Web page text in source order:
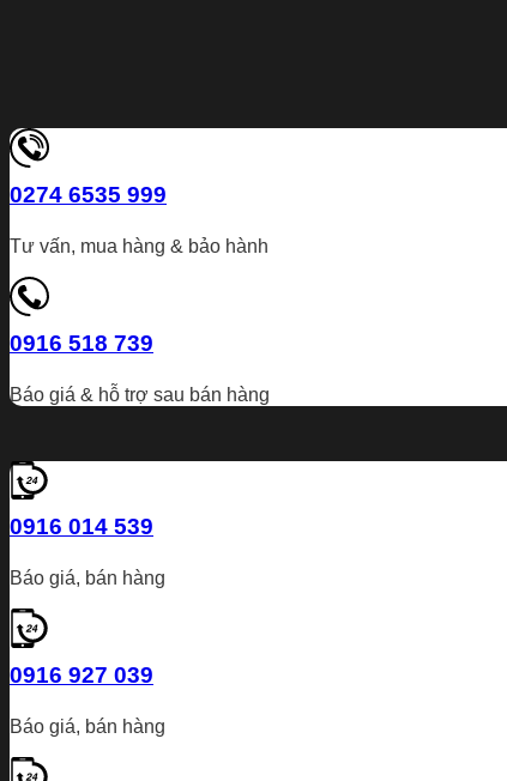
0274 6535 999
Tư vấn, mua hàng & bảo hành
0916 518 739
Báo giá & hỗ trợ sau bán hàng
0916 014 539
Báo giá, bán hàng
0916 927 039
Báo giá, bán hàng